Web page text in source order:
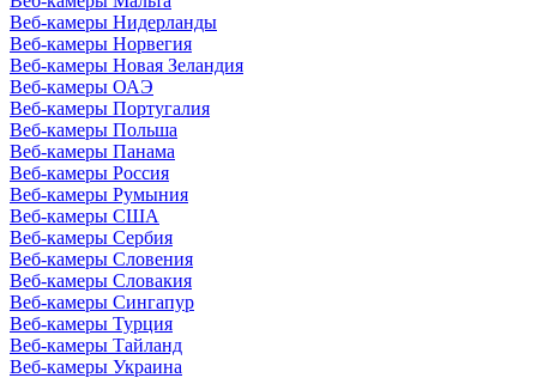
Веб-камеры Нидерланды
Веб-камеры Норвегия
Веб-камеры Новая Зеландия
Веб-камеры ОАЭ
Веб-камеры Португалия
Веб-камеры Польша
Веб-камеры Панама
Веб-камеры Россия
Веб-камеры Румыния
Веб-камеры США
Веб-камеры Сербия
Веб-камеры Словения
Веб-камеры Словакия
Веб-камеры Сингапур
Веб-камеры Турция
Веб-камеры Тайланд
Веб-камеры Украина